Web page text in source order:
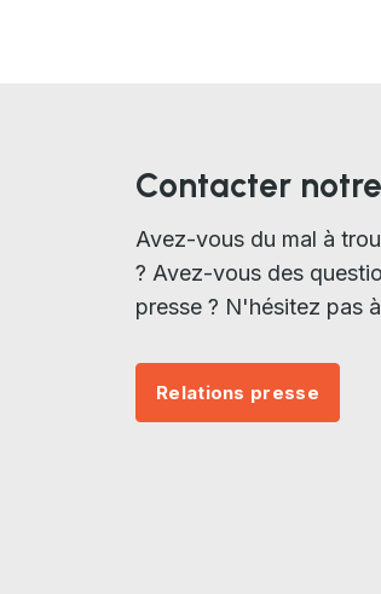
Contacter
Avez-vous du mal à
? Avez-vous des
presse ? N'hésitez pas
Relations presse